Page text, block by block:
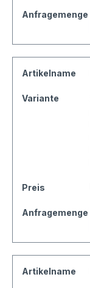
Anfragemenge
Artikelname
Variante
Preis
Anfragemenge
Artikelname